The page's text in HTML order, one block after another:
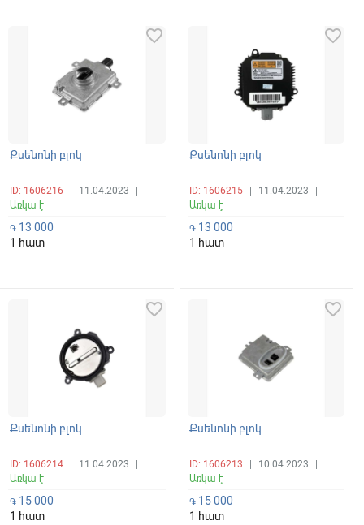
Քսենոնի բլոկ
ID: 1606216 11.04.2023
Առկա է
favorite_border
֏ 13 000
1 հատ
Քսենոնի բլոկ
ID: 1606215 11.04.2023
Առկա է
favorite_border
֏13 000
1 հատ
Քսենոնի բլոկ
ID: 1606214 11.04.2023
Առկա է
favorite_border
֏ 15 000
1 հատ
Քսենոնի բլոկ
ID: 1606213 10.04.2023
Առկա է
favorite_border
֏15 000
1 հատ